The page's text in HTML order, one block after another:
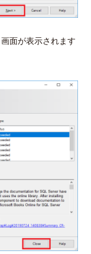
画面が表示されます